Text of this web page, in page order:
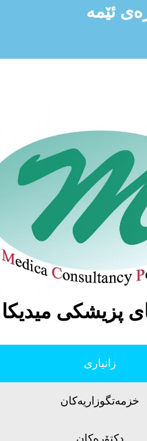
ئێمە
پزيشكى ميديكا١
زانیاری
خزمەتگوزاریەکان